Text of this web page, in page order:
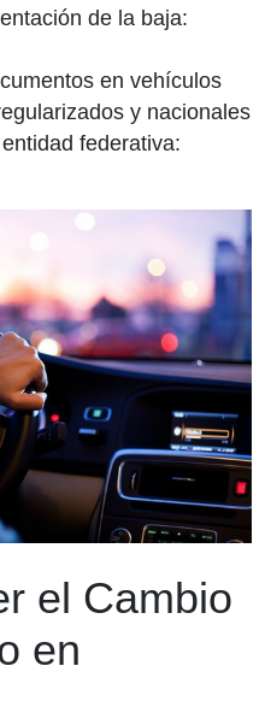
de la baja:
en vehículos
y nacionales
federativa:
el Cambio
en